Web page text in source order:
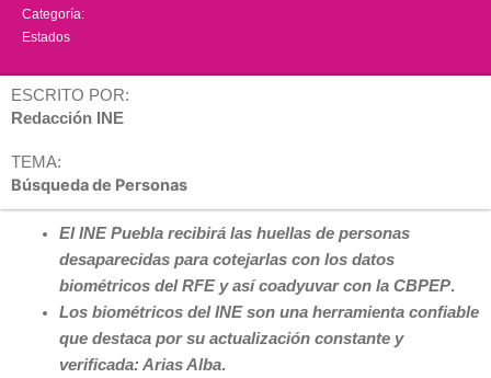
Categoría:
Estados
ESCRITO POR:
Redacción INE
TEMA:
Búsqueda de Personas
El INE Puebla recibirá las huellas de personas
desaparecidas para cotejarlas con los datos
biométricos del RFE y así coadyuvar con la CBPEP.
Los biométricos del INE son una herramienta confiable
que destaca por su actualización constante y
verificada: Arias Alba.